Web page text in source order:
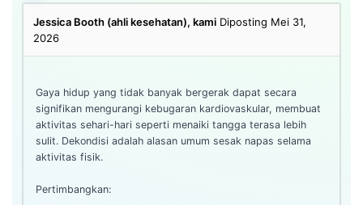
Jessica Booth (ahli kesehatan), kami Diposting Mei 31,
2026
Gaya hidup yang tidak banyak bergerak dapat secara
signifikan mengurangi kebugaran kardiovaskular, membuat
aktivitas sehari-hari seperti menaiki tangga terasa lebih
sulit. Dekondisi adalah alasan umum sesak napas selama
aktivitas fisik.
Pertimbangkan: